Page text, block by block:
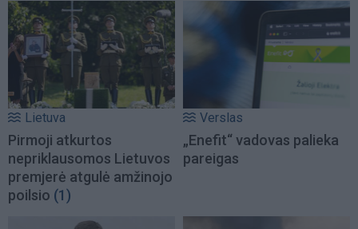
Lietuva
Pirmoji atkurtos
nepriklausomos Lietuvos
premjerė atgulė amžinojo
poilsio (1)
Verslas
„Enefit“ vadovas palieka
pareigas